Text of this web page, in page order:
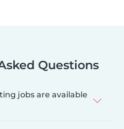
Questions
jobs are available